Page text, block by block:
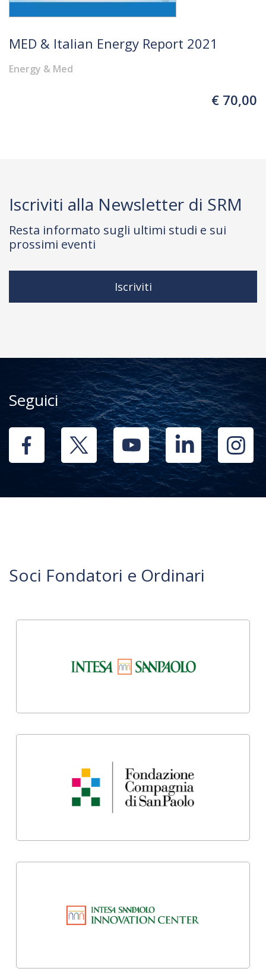
MED & Italian Energy Report 2021
Energy & Med
€ 70,00
Iscriviti alla Newsletter di SRM
Resta informato sugli ultimi studi e sui
prossimi eventi
Iscriviti
Seguici
Soci Fondatori e Ordinari